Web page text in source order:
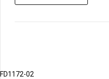
FD1172-02